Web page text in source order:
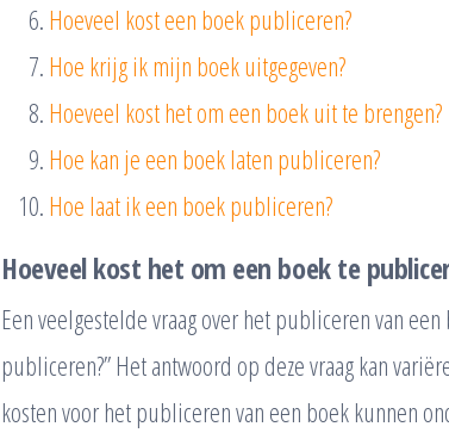
Hoeveel kost een boek publiceren?
Hoe krijg ik mijn boek uitgegeven?
Hoeveel kost het om een boek uit te brengen?
Hoe kan je een boek laten publiceren?
Hoe laat ik een boek publiceren?
Hoeveel kost het om een boek te
Een veelgestelde vraag over het publiceren van
publiceren?” Het antwoord op deze vraag kan
kosten voor het publiceren van een boek kunnen